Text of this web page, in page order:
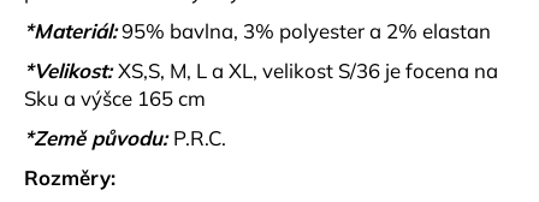
*Materiál:95% bavlna, 3% polyester a 2% elastan
*Velikost: XS,S, M, L a XL, velikost S/36 je focena na
Sku a výšce 165 cm
*Země původu: P.R.C.
Rozměry:
p
o
r
u
u
j